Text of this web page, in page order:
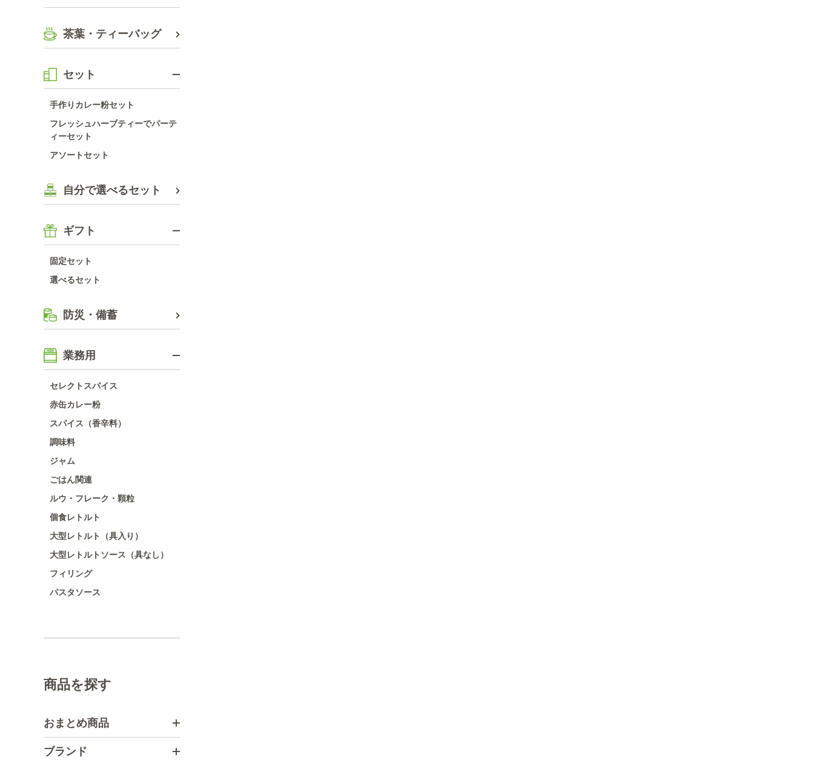
茶葉・ティーバッグ
セット
手作りカレー粉セット
フレッシュハーブティーでパーテ
ィーセット
アソートセット
自分で選べるセット
ギフト
固定セット
選べるセット
防災・備蓄
業務用
セレクトスパイス
赤缶カレー粉
スパイス（香辛料）
調味料
ジャム
ごはん関連
ルウ・フレーク・顆粒
個食レトルト
大型レトルト（具入り）
大型レトルトソース（具なし）
フィリング
パスタソース
商品を探す
おまとめ商品
ブランド